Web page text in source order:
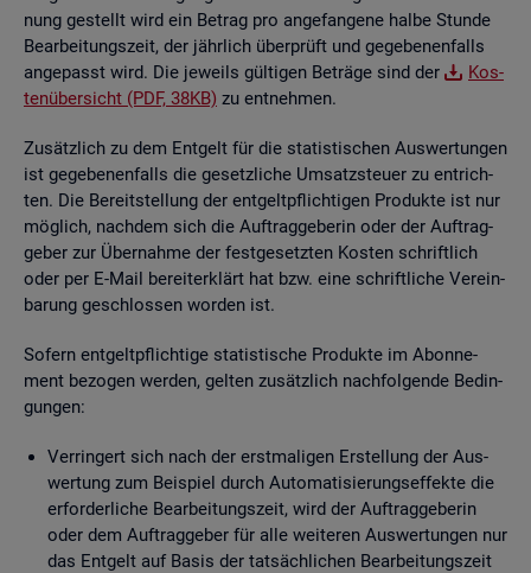
nung ge­stellt wird ein Be­trag pro an­ge­fan­ge­ne halbe Stun­de
Be­ar­bei­tungs­zeit, der jähr­lich über­prüft und ge­ge­be­nen­falls
an­ge­passt wird. Die je­weils gül­ti­gen Be­trä­ge sind der
Kos­
ten­über­sicht (PDF, 38KB) zu ent­neh­men.
Zu­sätz­lich zu dem Ent­gelt für die sta­tis­ti­schen Aus­wer­tun­gen
ist ge­ge­be­nen­falls die ge­setz­li­che Um­satz­steu­er zu ent­rich­
ten. Die Be­reit­stel­lung der ent­gelt­pflich­ti­gen Pro­duk­te ist nur
mög­lich, nach­dem sich die Auf­trag­ge­be­rin oder der Auf­trag­
ge­ber zur Über­nah­me der fest­ge­setz­ten Kos­ten schrift­lich
oder per E-Mail be­reit­er­klärt hat bzw. eine schrift­li­che Ver­ein­
ba­rung ge­schlos­sen wor­den ist.
So­fern ent­gelt­pflich­ti­ge sta­tis­ti­sche Pro­duk­te im Abon­ne­
ment be­zo­gen wer­den, gel­ten zu­sätz­lich nach­fol­gen­de Be­din­
gun­gen:
Ver­rin­gert sich nach der erst­ma­li­gen Er­stel­lung der Aus­
wer­tung zum Bei­spiel durch Au­to­ma­ti­sie­rungs­ef­fek­te die
er­for­der­li­che Be­ar­bei­tungs­zeit, wird der Auf­trag­ge­be­rin
oder dem Auf­trag­ge­ber für alle wei­te­ren Aus­wer­tun­gen nur
das Ent­gelt auf Basis der tat­säch­li­chen Be­ar­bei­tungs­zeit